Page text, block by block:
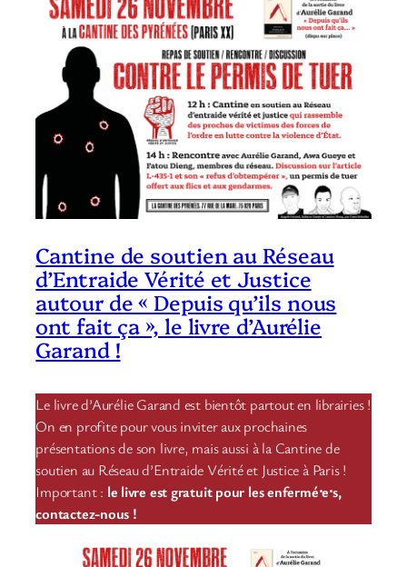
Cantine de soutien au Réseau
d’Entraide Vérité et Justice
autour de « Depuis qu’ils nous
ont fait ça », le livre d’Aurélie
Garand !
Le livre d’Aurélie Garand est bientôt partout en librairies !
On en profite pour vous inviter aux prochaines
présentations de son livre, mais aussi à la Cantine de
soutien au Réseau d’Entraide Vérité et Justice à Paris !
Important : le livre est gratuit pour les enfermé⸱e⸱s,
contactez-nous !